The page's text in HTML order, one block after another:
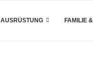
AUSRÜSTUNG FAMILIE